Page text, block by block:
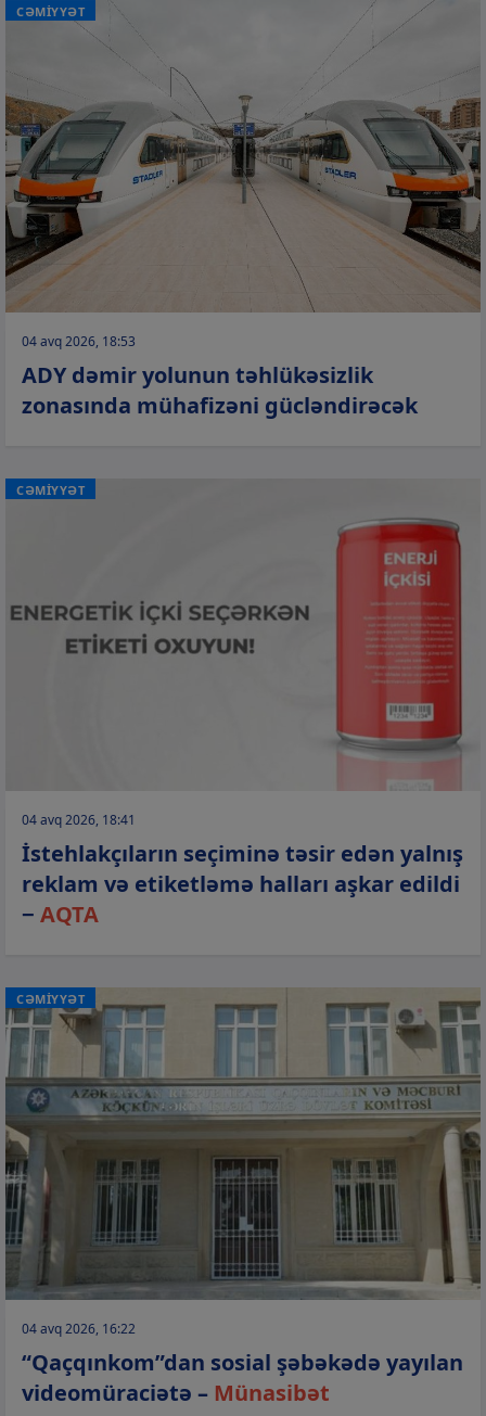
CƏMİYYƏT
04 avq 2026, 18:53
ADY dəmir yolunun təhlükəsizlik
zonasında mühafizəni gücləndirəcək
CƏMİYYƏT
04 avq 2026, 18:41
İstehlakçıların seçiminə təsir edən yalnış
reklam və etiketləmə halları aşkar edildi
− AQTA
CƏMİYYƏT
04 avq 2026, 16:22
“Qaçqınkom”dan sosial şəbəkədə yayılan
videomüraciətə – Münasibət